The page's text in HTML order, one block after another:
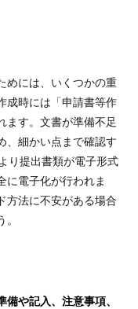
めには、いくつかの重
成時には「申請書等作
ます。文書が準備不足
、細かい点まで確認す
り提出書類が電子形式
に電子化が行われま
方法に不安がある場合
や記入、注意事項、